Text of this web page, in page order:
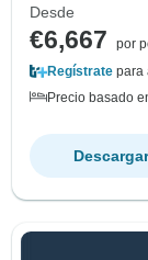
Desde
€6,667
por
Regístrate para
Precio basado